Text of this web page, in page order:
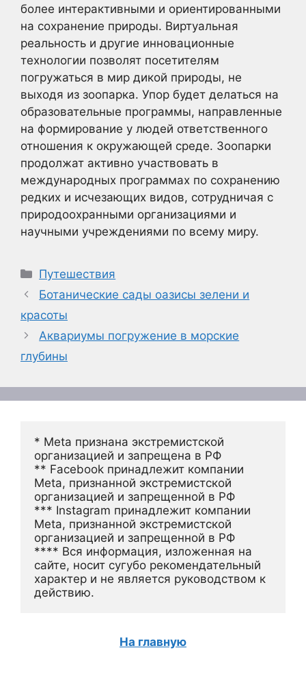
более интерактивными и ориентированными
на сохранение природы. Виртуальная
реальность и другие инновационные
технологии позволят посетителям
погружаться в мир дикой природы, не
выходя из зоопарка. Упор будет делаться на
образовательные программы, направленные
на формирование у людей ответственного
отношения к окружающей среде. Зоопарки
продолжат активно участвовать в
международных программах по сохранению
редких и исчезающих видов, сотрудничая с
природоохранными организациями и
научными учреждениями по всему миру.
Рубрики
Путешествия
Ботанические сады оазисы зелени и
красоты
Аквариумы погружение в морские
глубины
* Meta признана экстремистской
организацией и запрещена в РФ
** Facebook принадлежит компании
Meta, признанной экстремистской
организацией и запрещенной в РФ
*** Instagram принадлежит компании
Meta, признанной экстремистской
организацией и запрещенной в РФ
**** Вся информация, изложенная на
сайте, носит сугубо рекомендательный
характер и не является руководством к
действию.
На главную